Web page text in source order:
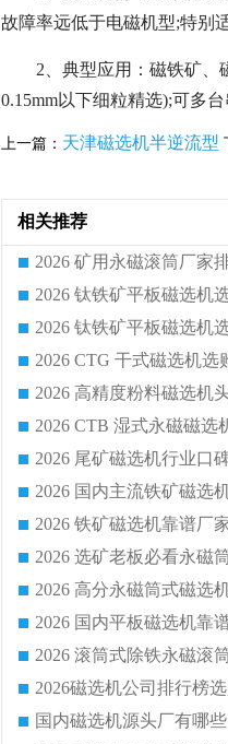
故障率远低于电磁机型;特别
2、典型应用：磁铁矿、
0.15mm以下细粒精选);可多
上一篇： 天津磁选机半逆流型
相关推荐
2026 CTG 干式磁选机
国内磁选机源头厂有哪